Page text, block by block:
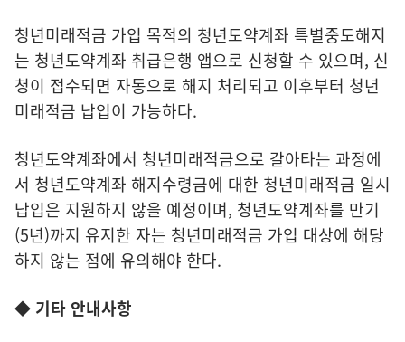
청년미래적금 가입 목적의 청년도약계좌 특별중도해지
는 청년도약계좌 취급은행 앱으로 신청할 수 있으며, 신
청이 접수되면 자동으로 해지 처리되고 이후부터 청년
미래적금 납입이 가능하다.
청년도약계좌에서 청년미래적금으로 갈아타는 과정에
서 청년도약계좌 해지수령금에 대한 청년미래적금 일시
납입은 지원하지 않을 예정이며, 청년도약계좌를 만기
(5년)까지 유지한 자는 청년미래적금 가입 대상에 해당
하지 않는 점에 유의해야 한다.
◆ 기타 안내사항